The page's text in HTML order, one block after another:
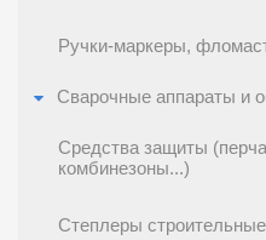
Ручки-маркеры,
Сварочные аппараты и
Средства защиты
комбинезоны...)
Степлеры строительные